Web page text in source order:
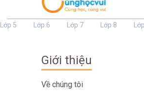
Lớp 5 Lớp 6 Lớp 7 Lớp 8
Giới thiệu
Về chúng tôi